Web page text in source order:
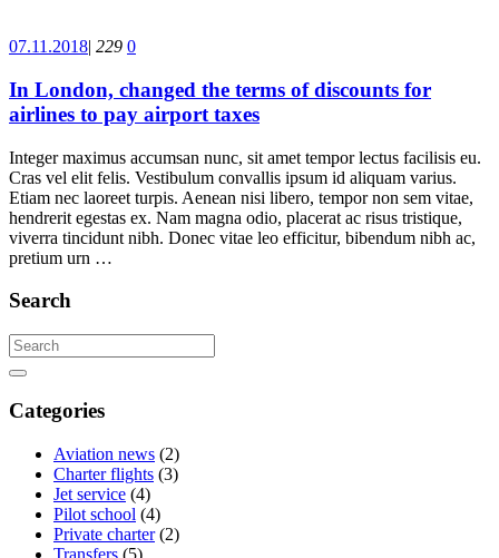
07.11.2018| 229 0
In London, changed the terms of discounts for
airlines to pay airport taxes
Integer maximus accumsan nunc, sit amet tempor lectus facilisis eu.
Cras vel elit felis. Vestibulum convallis ipsum id aliquam varius.
Etiam nec laoreet turpis. Aenean nisi libero, tempor non sem vitae,
hendrerit egestas ex. Nam magna odio, placerat ac risus tristique,
viverra tincidunt nibh. Donec vitae leo efficitur, bibendum nibh ac,
pretium urn …
Search
Categories
Aviation news (2)
Charter flights (3)
Jet service (4)
Pilot school (4)
Private charter(2)
Transfers (5)